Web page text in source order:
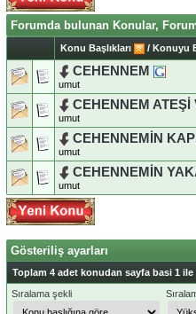
Forumda bulunan Konular,
Konu Başlıkları / Konuyu
CEHENNEM
umut
CEHENNEM ATEŞİ
umut
CEHENNEMİN
umut
CEHENNEMİN
umut
Gösteriliş ayarları
Toplam 4 adet konudan sayfa basi 1
Sıralama şekli